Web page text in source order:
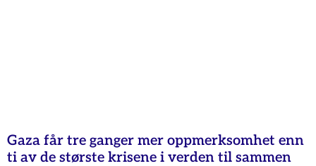
Gaza får tre ganger mer oppmerksomhet enn
ti av de største krisene i verden til sammen